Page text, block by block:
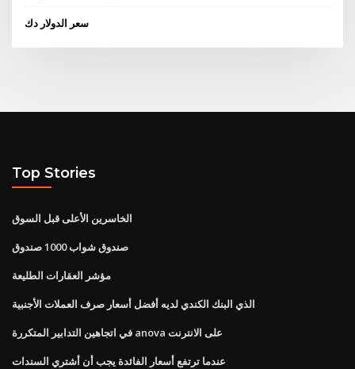
سعر الدولار دك
Top Stories
الخاسرين الأعلى قبل السوق
صندوق شواب 1000 صندوق
مؤشر العقارات الطليعة
الذي البنك الكندي لديه أفضل أسعار صرف العملات الأجنبية
في اتجاهين التدابير المتكررة anova على الانترنت
عندما ترتفع أسعار الفائدة يجب أن أشتري السندات